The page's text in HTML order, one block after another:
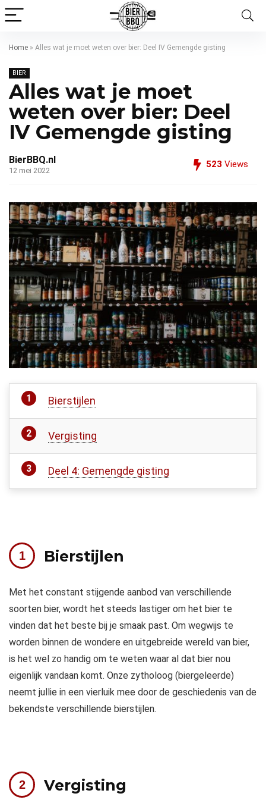
Home » Alles wat je moet weten over bier: Deel IV Gemengde gisting
BIER
Alles wat je moet
weten over bier: Deel
IV Gemengde gisting
BierBBQ.nl
12 mei 2022
523 Views
Bierstijlen
Vergisting
Deel 4: Gemengde gisting
Bierstijlen
Met het constant stijgende aanbod van verschillende
soorten bier, wordt het steeds lastiger om het bier te
vinden dat het beste bij je smaak past. Om wegwijs te
worden binnen de wondere en uitgebreide wereld van bier,
is het wel zo handig om te weten waar al dat bier nou
eigenlijk vandaan komt. Onze zytholoog (biergeleerde)
neemt jullie in een vierluik mee door de geschiedenis van de
bekendste verschillende bierstijlen.
Vergisting